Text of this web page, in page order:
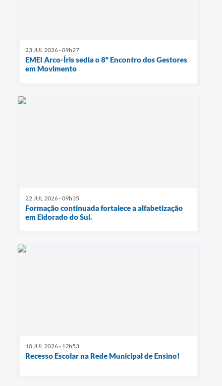
23 JUL 2026 - 09h27
EMEI Arco-Íris sedia o 8º Encontro dos Gestores
em Movimento
22 JUL 2026 - 09h35
Formação continuada fortalece a alfabetização
em Eldorado do Sul.
10 JUL 2026 - 12h53
Recesso Escolar na Rede Municipal de Ensino!